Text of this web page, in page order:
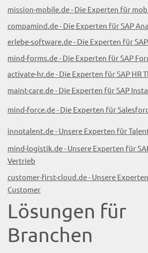
mission-mobile.de - Die Experten für
compamind.de - Die Experten für SAP
erlebe-software.de - Die Experten für
mind-forms.de - Die Experten für SAP
activate-hr.de - Die Experten für SAP HR
maint-care.de - Die Experten für SAP
mind-force.de - Die Experten für
innotalent.de - Unsere Experten für
mind-logistik.de - Unsere Experten für
Vertrieb
customer-first-cloud.de - Unsere
Customer
Lösungen für
Branchen